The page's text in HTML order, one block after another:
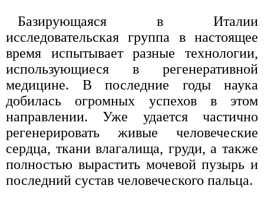
Базирующаяся в Италии
исследовательская группа в настоящее
время испытывает разные технологии,
использующиеся в регенеративной
медицине. В последние годы наука
добилась огромных успехов в этом
направлении. Уже удается частично
регенерировать живые человеческие
сердца, ткани влагалища, груди, а также
полностью вырастить мочевой пузырь и
последний сустав человеческого пальца.